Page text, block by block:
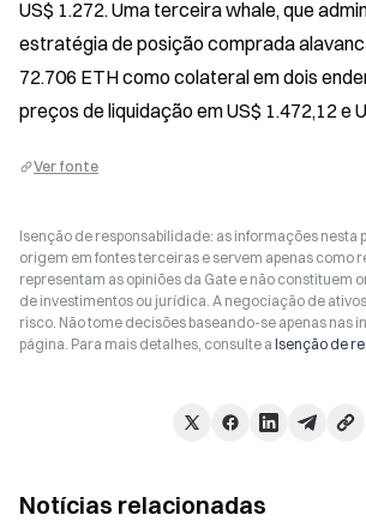
US$ 1.272. Uma terceira whale, que
estratégia de posição comprada
72.706 ETH como colateral em dois
preços de liquidação em US$ 1.472,12 e
Ver fonte
Isenção de responsabilidade: as informações nesta
origem em fontes terceiras e servem apenas como
representam as opiniões da Gate e não constituem
de investimentos ou jurídica. A negociação de
risco. Não tome decisões baseando-se apenas nas
página. Para mais detalhes, consulte a Isenção de
Notícias relacionadas